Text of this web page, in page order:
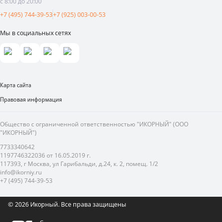
Мы в социальных сетях
+7 (495) 744-39-53+7 (925) 003-00-53
Карта сайта
Правовая информация
Общество с ограниченной ответственностью "ИКОРНЫЙ" (ООО
"ИКОРНЫЙ")
7733340642
1197746322036 от 16.05.2019 г.
117393, г Москва, ул Гарибальди, д.24, к. 2, помещ. 1/2
info@ikorniy.ru
+7 (495) 744-39-53
© 2026 Икорный. Все права защищены